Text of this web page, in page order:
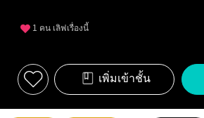
1 คน เลิฟเรื่องนี้
เพิ่มเข้าชั้น